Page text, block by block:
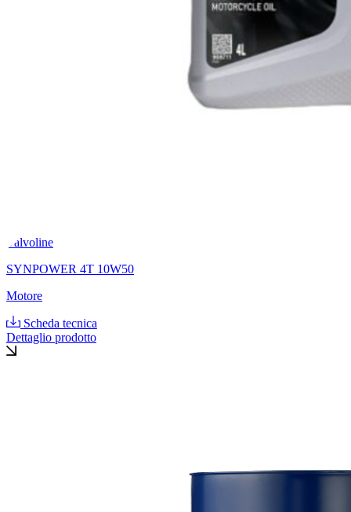
Valvoline
SYNPOWER 4T 10W50
Motore
Scheda tecnica
Dettaglio prodotto